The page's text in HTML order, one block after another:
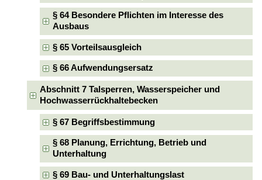
§ 64 Besondere Pflichten im Interesse des
Ausbaus
§ 65 Vorteilsausgleich
§ 66 Aufwendungsersatz
Abschnitt 7 Talsperren, Wasserspeicher und
Hochwasserrückhaltebecken
§ 67 Begriffsbestimmung
§ 68 Planung, Errichtung, Betrieb und
Unterhaltung
§ 69 Bau- und Unterhaltungslast